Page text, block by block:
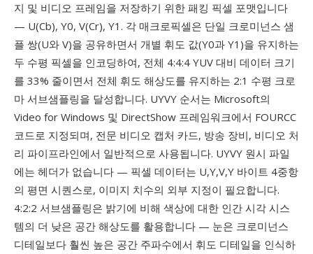
지 및 비디오 프레임을 저장하기 위한 패킹 픽셀 포맷입니다
— U(Cb), Y0, V(Cr), Y1. 각 매크로픽셀은 단일 크로미넌스 샘
플 쌍(U와 V)을 공유하면서 개별 휘도 값(Y0과 Y1)을 유지하는
두 수평 픽셀을 인코딩하여, 전체 4:4:4 YUV 대비 데이터 크기
를 33% 줄이면서 전체 휘도 해상도를 유지하는 2:1 수평 크로
마 서브샘플링을 달성합니다. UYVY 순서는 Microsoft의
Video for Windows 및 DirectShow 프레임워크에서 FOURCC
코드로 지정되며, 전문 비디오 캡처 카드, 방송 장비, 비디오 처
리 파이프라인에서 일반적으로 사용됩니다. UYVY 원시 파일
에는 헤더가 없습니다 — 픽셀 데이터는 U,Y,V,Y 바이트 4중항
의 평면 시퀀스로, 이미지 치수의 외부 지정이 필요합니다.
4:2:2 서브샘플링은 밝기에 비해 색상에 대한 인간 시각 시스
템의 더 낮은 공간 해상도를 활용합니다 — 눈은 크로미넌스
디테일보다 훨씬 높은 공간 주파수에서 휘도 디테일을 인식하